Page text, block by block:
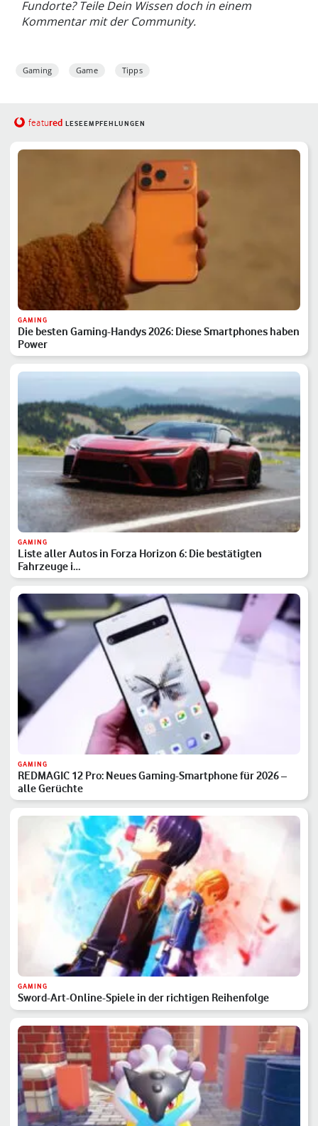
Fundorte? Teile Dein Wissen doch in einem
Kommentar mit der Community.
Gaming Game Tipps
featured LESEEMPFEHLUNGEN
GAMING
Die besten Gaming-Handys 2026: Diese Smartphones haben
Power
GAMING
Liste aller Autos in Forza Horizon 6: Die bestätigten
Fahrzeuge i…
GAMING
REDMAGIC 12 Pro: Neues Gaming-Smartphone für 2026 –
alle Gerüchte
GAMING
Sword-Art-Online-Spiele in der richtigen Reihenfolge